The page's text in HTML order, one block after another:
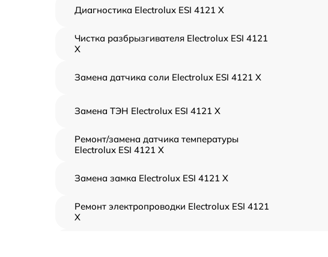
Диагностика Electrolux ESI 4121 X
Чистка разбрызгивателя Electrolux ESI 4121
X
Замена датчика соли Electrolux ESI 4121 X
Замена ТЭН Electrolux ESI 4121 X
Ремонт/замена датчика температуры
Electrolux ESI 4121 X
Замена замка Electrolux ESI 4121 X
Ремонт электропроводки Electrolux ESI 4121
X